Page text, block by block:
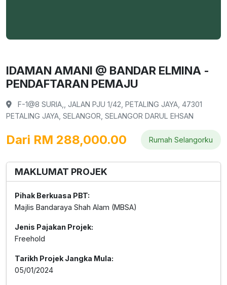
IDAMAN AMANI @ BANDAR ELMINA -
PENDAFTARAN PEMAJU
F-1@8 SURIA,, JALAN PJU 1/42, PETALING JAYA, 47301
PETALING JAYA, SELANGOR, SELANGOR DARUL EHSAN
Dari RM 288,000.00 Rumah Selangorku
MAKLUMAT PROJEK
Pihak Berkuasa PBT:
Majlis Bandaraya Shah Alam (MBSA)
Jenis Pajakan Projek:
Freehold
Tarikh Projek Jangka Mula:
05/01/2024